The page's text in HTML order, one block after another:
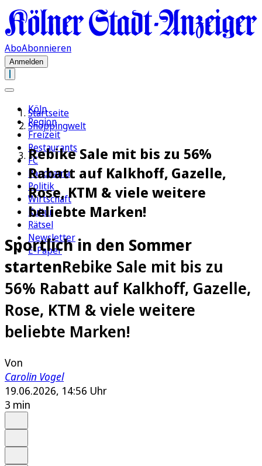
AboAbonnieren
Anmelden
Köln
Region
Freizeit
Restaurants
FC
Panorama
Politik
Wirtschaft
Kultur
Rätsel
Newsletter
E-Paper
Startseite
Shoppingwelt
Rebike Sale mit bis zu 56%
Rabatt auf Kalkhoff, Gazelle,
Rose, KTM & viele weitere
beliebte Marken!
Sportlich in den Sommer
startenRebike Sale mit bis zu
56% Rabatt auf Kalkhoff, Gazelle,
Rose, KTM & viele weitere
beliebte Marken!
Von
Carolin Vogel
19.06.2026, 14:56 Uhr
3 min